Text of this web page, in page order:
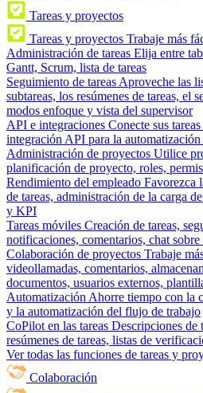
Tareas y proyectos
Tareas y proyectos Trabaje más
Administración de tareas Elija entre
Gantt, Scrum, lista de tareas
Seguimiento de tareas Aproveche las
subtareas, los resúmenes de tareas, el
modos enfoque y vista del supervisor
API e integraciones Conecte sus
integración API para la automatización
Administración de proyectos Utilice
planificación de proyecto, roles,
Rendimiento del empleado Favorezca
de tareas, administración de la carga
y KPI
Tareas móviles Creación de tareas,
notificaciones, comentarios, chat sobre
Colaboración de proyectos Trabaje
videollamadas, comentarios,
documentos, usuarios externos,
Automatización Ahorre tiempo con la
y la automatización del flujo de trabajo
CoPilot en las tareas Descripciones de
resúmenes de tareas, listas de
Ver todas las funciones de tareas y
Colaboración